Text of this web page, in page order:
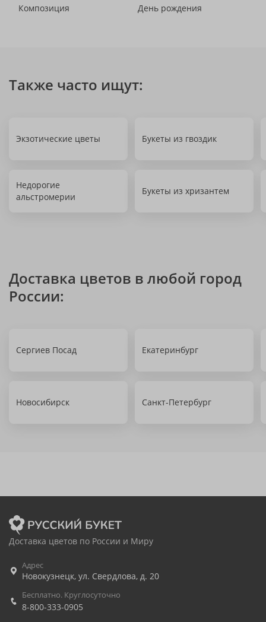
Композиция
День рождения
Также часто ищут:
Экзотические цветы Букеты из гвоздик
Недорогие
альстромерии
Букеты из хризантем
Доставка цветов в любой город
России:
Сергиев Посад Екатеринбург
Новосибирск Санкт-Петербург
Доставка цветов по России и Миру
Адрес
Новокузнецк, ул. Свердлова, д. 20
Бесплатно. Круглосуточно
8-800-333-0905